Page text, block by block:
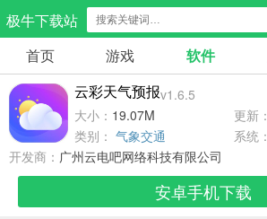
极牛下载站
应用分类
生活服务
298款应用
85款应用
游戏辅助
478款应用
首页 游戏 软件
云彩天气预报v1.6.5
大小： 19.07M 更新：
类别： 气象交通 系统：
开发商： 广州云电吧网络科技有限公司
安卓手机下载